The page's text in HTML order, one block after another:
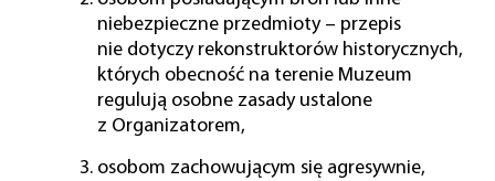
niebezpieczne przedmioty – przepis
nie dotyczy rekonstruktorów historycznych,
których obecność na terenie Muzeum
regulują osobne zasady ustalone
z Organizatorem,
osobom zachowującym się agresywnie,